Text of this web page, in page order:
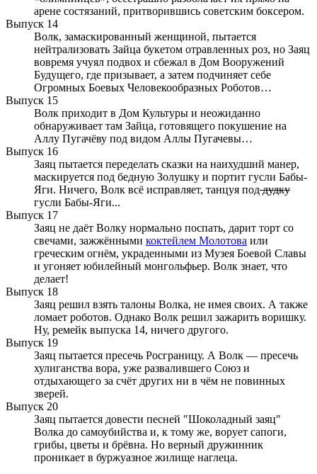
арене состязаний, притворившись советским боксером.
Выпуск 14
Волк, замаскированный женщиной, пытается
нейтрализовать Зайца букетом отравленных роз, но Заяц
вовремя учуял подвох и сбежал в Дом Вооружений
Будущего, где призывает, а затем подчиняет себе
Огромных Боевых Человекообразных Роботов…
Выпуск 15
Волк приходит в Дом Культуры и неожиданно
обнаруживает там Зайца, готовящего покушение на
Аллу Пугачёву под видом Аллы Пугачевы…
Выпуск 16
Заяц пытается переделать сказки на наихудший манер,
маскируется под бедную Золушку и портит гусли Бабы-
Яги. Ничего, Волк всё исправляет, танцуя поддудку
гусли Бабы-Яги...
Выпуск 17
Заяц не даёт Волку нормально поспать, дарит торт со
свечами, зажжёнными коктейлем Молотова или
греческим огнём, украденными из Музея Боевой Славы
и угоняет юбилейный монгольфьер. Волк знает, что
делает!
Выпуск 18
Заяц решил взять талоны Волка, не имея своих. А также
ломает роботов. Однако Волк решил зажарить воришку.
Ну, ремейк выпуска 14, ничего другого.
Выпуск 19
Заяц пытается пресечь Росграницу. А Волк — пресечь
хулиганства вора, уже развалившего Союз и
отдыхающего за счёт других ни в чём не повинных
зверей.
Выпуск 20
Заяц пытается довести песней "Шоколадный заяц"
Волка до самоубийства и, к тому же, ворует сапоги,
грибы, цветы и брёвна. Но верный дружинник
проникает в буржуазное жилище наглеца.